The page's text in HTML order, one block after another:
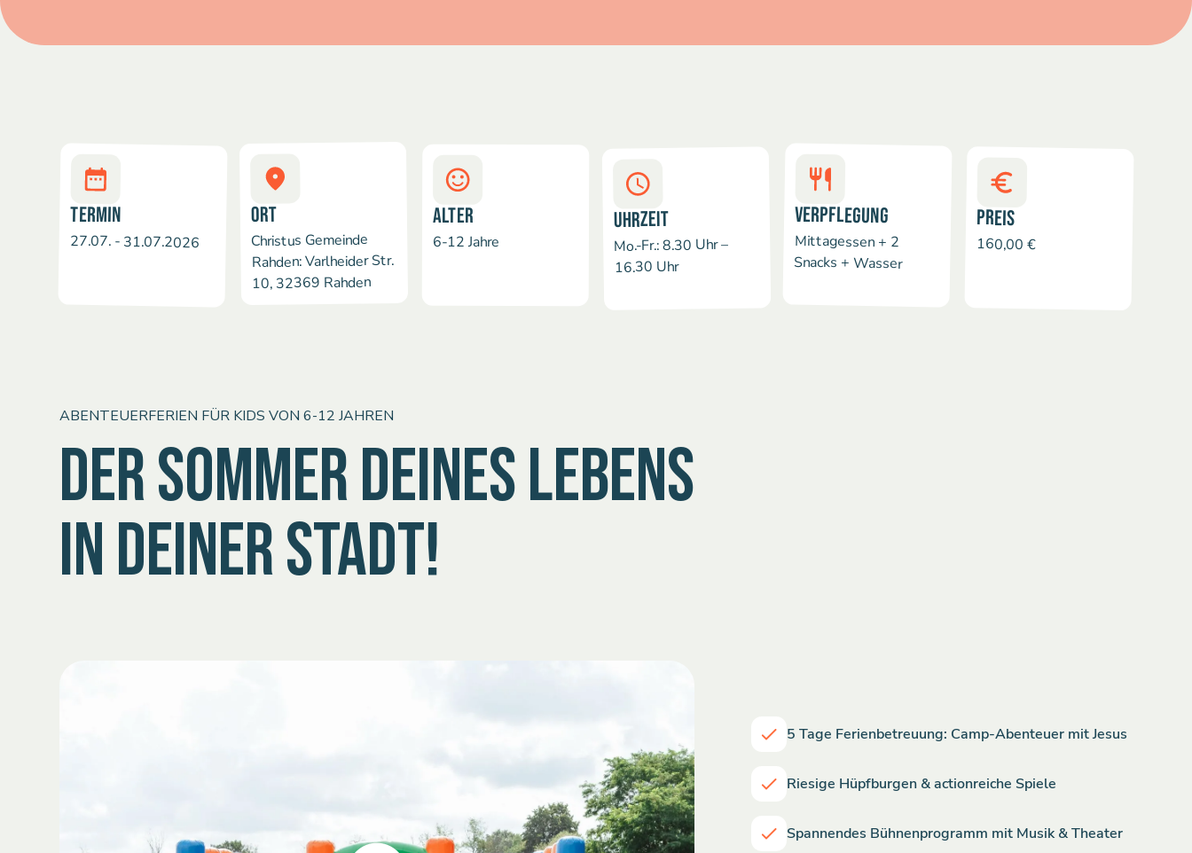
TERMIN
27.07. - 31.07.2026
ORT
Christus Gemeinde
Rahden: Varlheider Str.
10, 32369 Rahden
ALTER
6-12 Jahre
UHRZEIT
Mo.-Fr.: 8.30 Uhr –
16.30 Uhr
VERPFLEGUNG
Mittagessen + 2
Snacks + Wasser
PREIS
160,00 €
ABENTEUERFERIEN FÜR KIDS VON 6-12 JAHREN
DER SOMMER DEINES LEBENS
IN DEINER STADT!
5 Tage Ferienbetreuung: Camp-Abenteuer mit Jesus
Riesige Hüpfburgen & actionreiche Spiele
Spannendes Bühnenprogramm mit Musik & Theater